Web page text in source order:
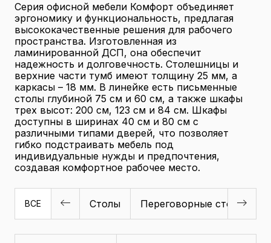
Серия офисной мебели Комфорт объединяет
эргономику и функциональность, предлагая
высококачественные решения для рабочего
пространства. Изготовленная из
ламинированной ДСП, она обеспечит
надежность и долговечность. Столешницы и
верхние части тумб имеют толщину 25 мм, а
каркасы – 18 мм. В линейке есть письменные
столы глубиной 75 см и 60 см, а также шкафы
трех высот: 200 см, 123 см и 84 см. Шкафы
доступны в ширинах 40 см и 80 см с
различными типами дверей, что позволяет
гибко подстраивать мебель под
индивидуальные нужды и предпочтения,
создавая комфортное рабочее место.
ВСЕ Столы Переговорные столы